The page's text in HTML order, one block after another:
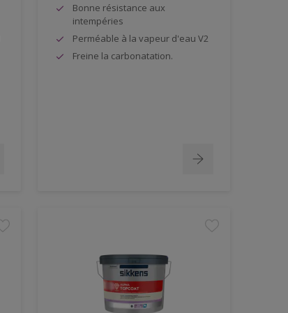
Bonne résistance aux
intempéries
Perméable à la vapeur d'eau V2
Freine la carbonatation.